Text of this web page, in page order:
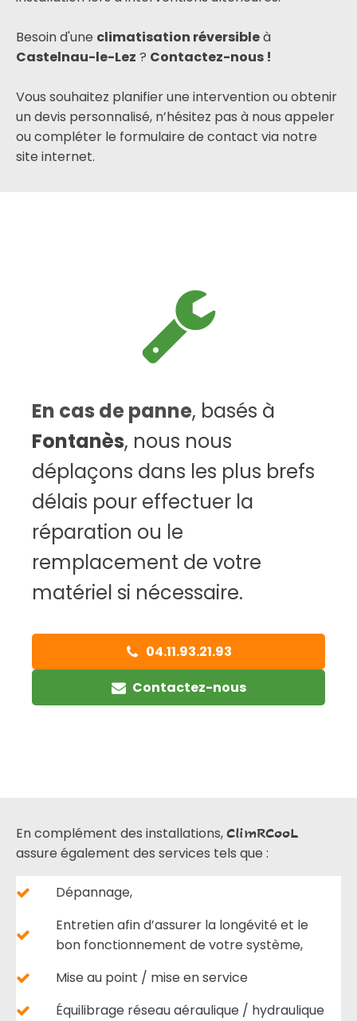
Besoin d'une climatisation réversibleà
Castelnau-le-Lez ? Contactez-nous !
Vous souhaitez planifier une intervention ou obtenir
un devis personnalisé, n’hésitez pas à nous appeler
ou compléter le formulaire de contact via notre
site internet.
En cas de panne, basés à
Fontanès, nous nous
déplaçons dans les plus brefs
délais pour effectuer la
réparation ou le
remplacement de votre
matériel si nécessaire.
04.11.93.21.93
Contactez-nous
En complément des installations,ClimRCooL
assure également des services tels que :
Dépannage,
Entretien afin d’assurer la longévité et le
bon fonctionnement de votre système,
Mise au point / mise en service
Équilibrage réseau aéraulique / hydraulique